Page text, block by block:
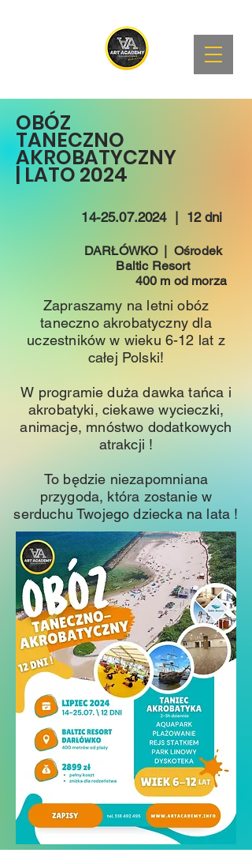
OBÓZ
TANECZNO
AKROBATYCZNY
| LATO 2024
14-25.07.2024| 12 dni
DARŁÓWKO | Ośrodek
Baltic Resort
400 m od morza
Zapraszamy na letni obóz
taneczno akrobatyczny dla
uczestników w wieku 6-12 lat z
całej Polski!
W programie duża dawka tańca i
akrobatyki, ciekawe wycieczki,
animacje, mnóstwo dodatkowych
atrakcji !
To będzie niezapomniana
przygoda, która zostanie w
serduchu Twojego dziecka na lata !